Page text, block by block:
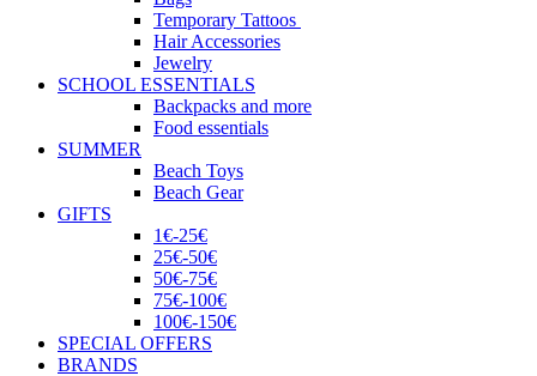
Temporary Tattoos
Hair Accessories
Jewelry
SCHOOL ESSENTIALS
Backpacks and more
Food essentials
SUMMER
Beach Toys
Beach Gear
GIFTS
1€-25€
25€-50€
50€-75€
75€-100€
100€-150€
SPECIAL OFFERS
BRANDS